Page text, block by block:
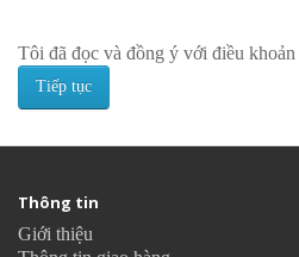
Tôi đã đọc và đồng ý với điều khoản
Thông tin
Giới thiệu